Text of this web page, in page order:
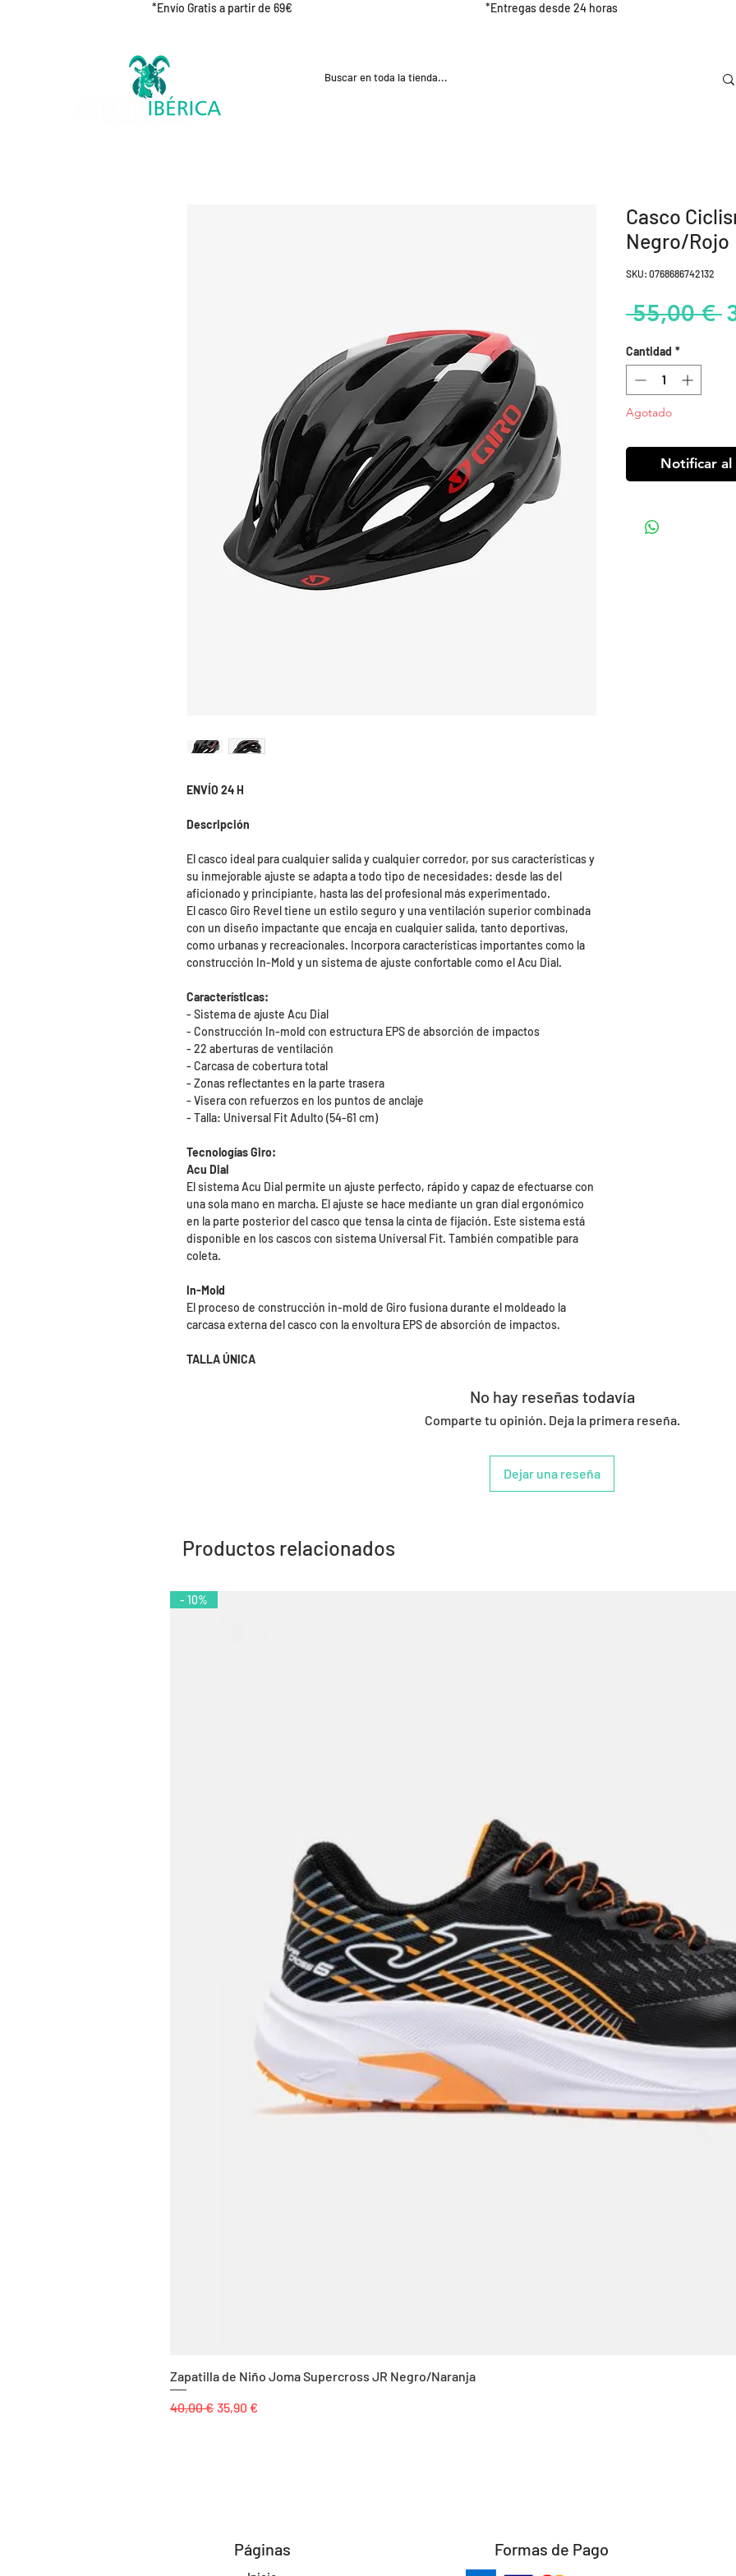
*Envío Gratis a partir de 69€ *Entregas desde 24 horas
ENVÍO 24 H
Descripción
El casco ideal para cualquier salida y cualquier corredor, por sus características y
su inmejorable ajuste se adapta a todo tipo de necesidades: desde las del
aficionado y principiante, hasta las del profesional más experimentado.
El casco Giro Revel tiene un estilo seguro y una ventilación superior combinada
con un diseño impactante que encaja en cualquier salida, tanto deportivas,
como urbanas y recreacionales. Incorpora características importantes como la
construcción In-Mold y un sistema de ajuste confortable como el Acu Dial.
Características:
- Sistema de ajuste Acu Dial
- Construcción In-mold con estructura EPS de absorción de impactos
- 22 aberturas de ventilación
- Carcasa de cobertura total
- Zonas reflectantes en la parte trasera
- Visera con refuerzos en los puntos de anclaje
- Talla: Universal Fit Adulto (54-61 cm)
Tecnologías Giro:
Acu Dial
El sistema Acu Dial permite un ajuste perfecto, rápido y capaz de efectuarse con
una sola mano en marcha. El ajuste se hace mediante un gran dial ergonómico
en la parte posterior del casco que tensa la cinta de fijación. Este sistema está
disponible en los cascos con sistema Universal Fit. También compatible para
coleta.
In-Mold
El proceso de construcción in-mold de Giro fusiona durante el moldeado la
carcasa externa del casco con la envoltura EPS de absorción de impactos.
TALLA ÚNICA
Casco
Negro/Rojo
SKU: 0768686742132
55,00 €
Cantidad *
Agotado
Notificar
No hay reseñas todavía
Comparte tu opinión. Deja la primera reseña.
Dejar una reseña
Productos relacionados
- 10%
Zapatilla de Niño Joma Supercross JR Negro/Naranja
Precio
40,00 € Precio de oferta
35,90 €
Páginas Formas de Pago